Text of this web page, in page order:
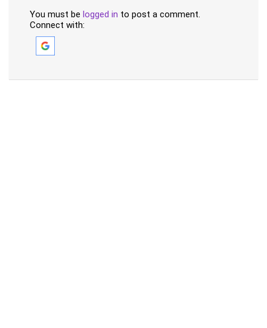
You must be logged in to post a comment.
Connect with: